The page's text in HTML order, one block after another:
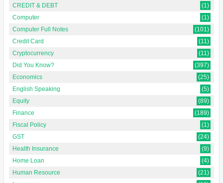
CREDIT & DEBT
(1)
Computer
(1)
Computer Full Notes
(101)
Credit Card
(11)
Cryptocurrency
(11)
Did You Know?
(397)
Economics
(25)
English Speaking
(5)
Equity
(89)
Finance
(189)
Fiscal Policy
(1)
GST
(24)
Health Insurance
(9)
Home Loan
(4)
Human Resource
(21)